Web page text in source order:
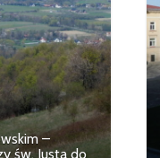
–
św. Justa do